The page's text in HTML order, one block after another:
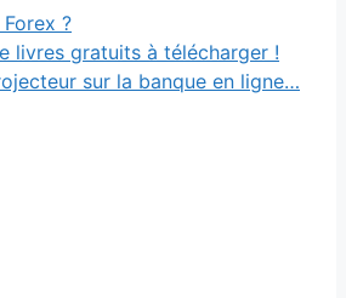
?
livres gratuits à télécharger !
sur la banque en ligne…